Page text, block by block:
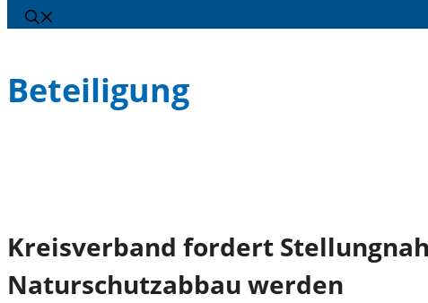
Beteiligung
Kreisverband fordert
Naturschutzabbau werden